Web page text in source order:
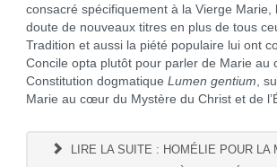
consacré spécifiquement à la Vierge Marie,
doute de nouveaux titres en plus de tous
Tradition et aussi la piété populaire lui ont
Concile opta plutôt pour parler de Marie au
Constitution dogmatique Lumen gentium,
Marie au cœur du Mystère du Christ et de
LIRE LA SUITE : HOMÉLIE POUR LA